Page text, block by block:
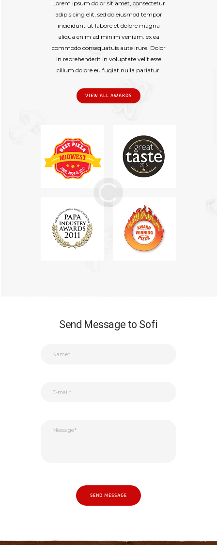
Lorem ipsum dolor sit amet, consectetur
adipisicing elit, sed do eiusmod tempor
incididunt ut labore et dolore magna
aliqua enim ad minim veniam. ex ea
commodo consequatuis aute irure. Dolor
in reprehenderit in voluptate velit esse
cillum dolore eu fugiat nulla pariatur.
VIEW ALL AWARDS
Send Message to Sofi